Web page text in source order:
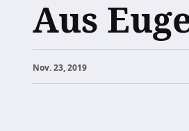
Aus
Nov. 23, 2019